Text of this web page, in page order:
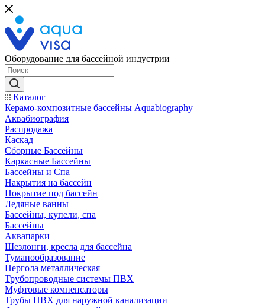
Оборудование для бассейной индустрии
Каталог
Керамо-композитные бассейны Aquabiography
Аквабиография
Распродажа
Каскад
Сборные Бассейны
Каркасные Бассейны
Бассейны и Спа
Накрытия на бассейн
Покрытие под бассейн
Ледяные ванны
Бассейны, купели, спа
Бассейны
Аквапарки
Шезлонги, кресла для бассейна
Туманообразование
Пергола металлическая
Трубопроводные системы ПВХ
Муфтовые компенсаторы
Трубы ПВХ для наружной канализации